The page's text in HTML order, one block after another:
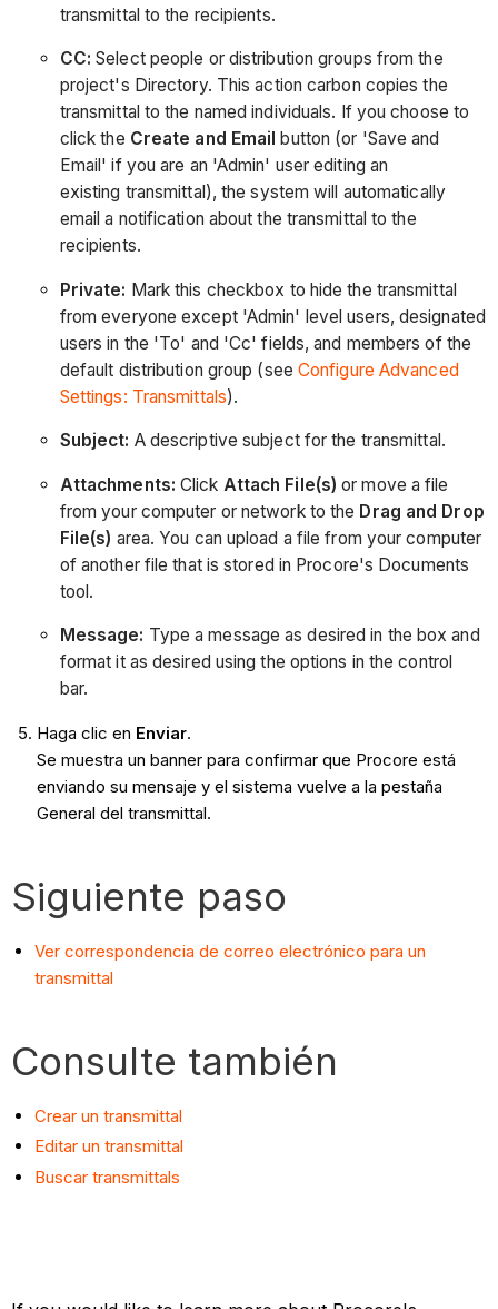
transmittal to the recipients.
CC: Select people or distribution groups from the
project's Directory. This action carbon copies the
transmittal to the named individuals. If you choose to
click the Create and Email button (or 'Save and
Email' if you are an 'Admin' user editing an
existing transmittal), the system will automatically
email a notification about the transmittal to the
recipients.
Private: Mark this checkbox to hide the transmittal
from everyone except 'Admin' level users, designated
users in the 'To' and 'Cc' fields, and members of the
default distribution group (see Configure Advanced
Settings: Transmittals).
Subject: A descriptive subject for the transmittal.
Attachments: Click Attach File(s)or move a file
from your computer or network to the Drag and Drop
File(s) area. You can upload a file from your computer
of another file that is stored in Procore's Documents
tool.
Message: Type a message as desired in the box and
format it as desired using the options in the control
bar.
Haga clic en Enviar.
Se muestra un banner para confirmar que Procore está
enviando su mensaje y el sistema vuelve a la pestaña
General del transmittal.
Siguiente paso
Ver correspondencia de correo electrónico para un
transmittal
Consulte también
Crear un transmittal
Editar un transmittal
Buscar transmittals